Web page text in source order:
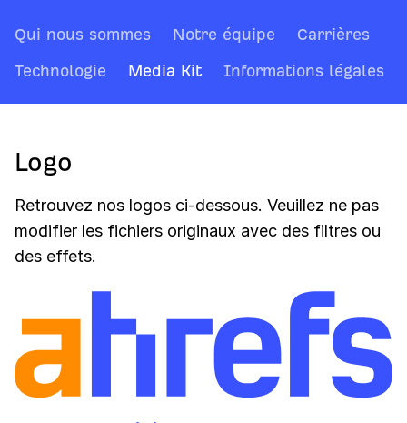
Qui nous sommes Notre équipe Carrières
Technologie Media Kit Informations légales
Logo
Retrouvez nos logos ci-dessous. Veuillez ne pas
modifier les fichiers originaux avec des filtres ou
des effets.